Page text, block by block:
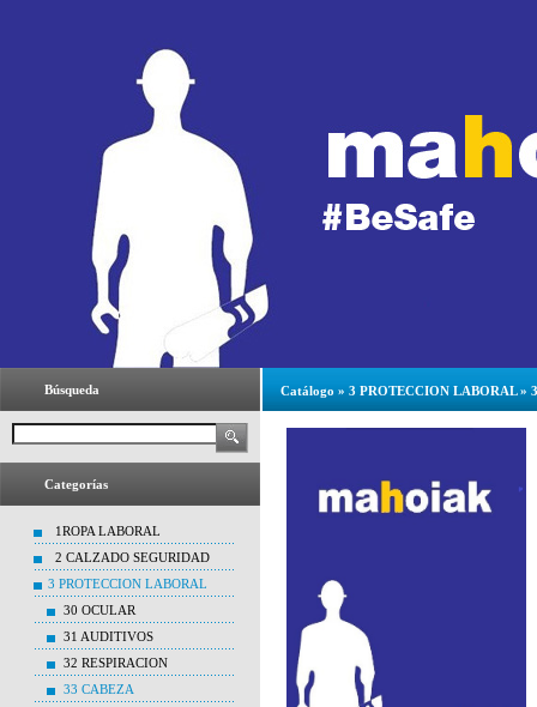
Búsqueda
Categorías
1ROPA LABORAL
2 CALZADO SEGURIDAD
3 PROTECCION LABORAL
30 OCULAR
31 AUDITIVOS
32 RESPIRACION
33 CABEZA
Catálogo » 3 PROTECCION LABORAL»